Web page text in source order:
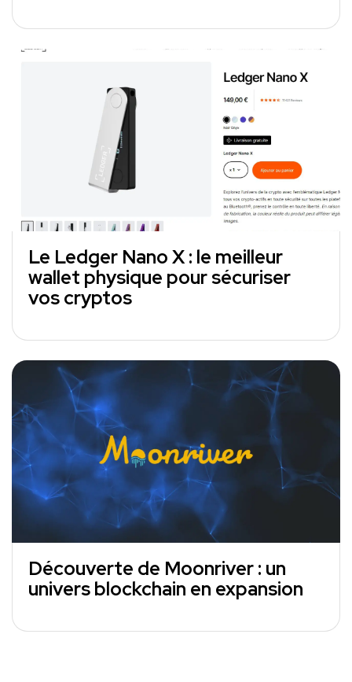
Le Ledger Nano X : le meilleur
wallet physique pour sécuriser
vos cryptos
Découverte de Moonriver : un
univers blockchain en expansion